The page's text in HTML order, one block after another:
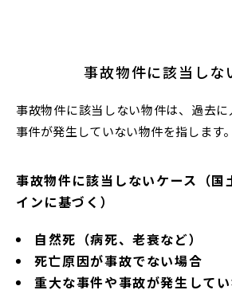
事故物件に該当しな
事故物件に該当しない物件は、過去
事件が発生していない物件を指します。
事故物件に該当しないケース（国
インに基づく）
自然死（病死、老衰など）
死亡原因が事故でない場合
重大な事件や事故が発生して